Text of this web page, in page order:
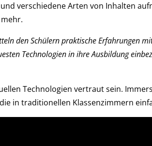
verschiedene Arten von Inhalten
den Schülern praktische Erfahrungen
Technologien in ihre Ausbildung
Technologien vertraut sein.
in traditionellen Klassenzimmern